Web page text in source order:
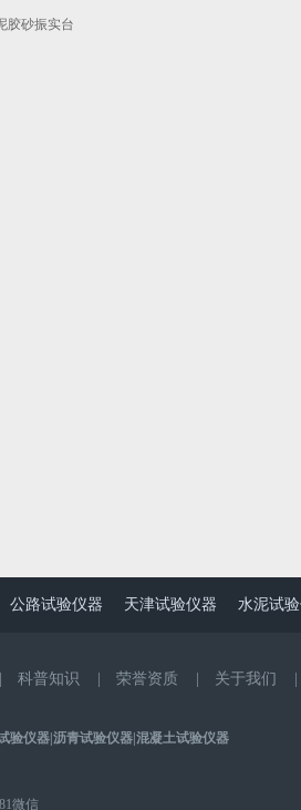
胶砂振实台
公路试验仪器 天津试验仪器 水泥试
科普知识 荣誉资质 关于我们
验仪器 沥青试验仪器 混凝土试验仪器
微信